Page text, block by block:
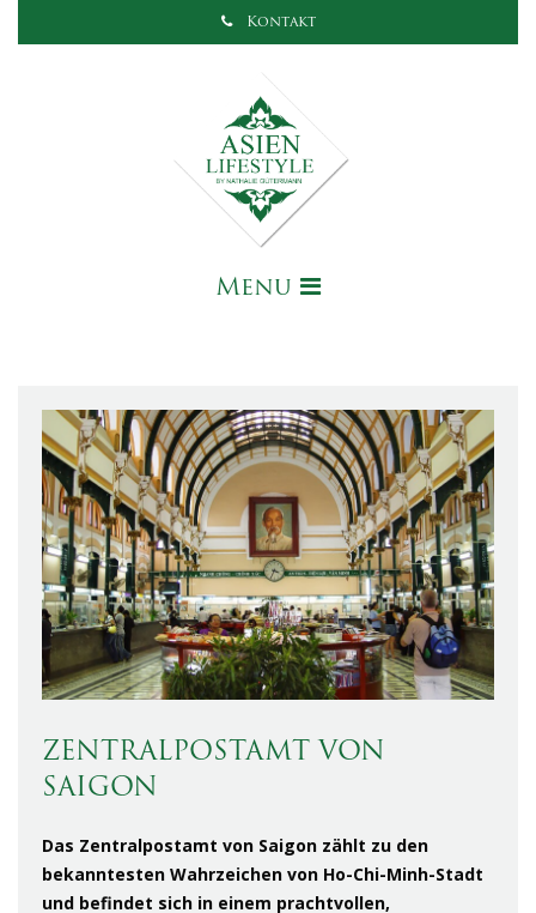
Kontakt
Menu
ZENTRALPOSTAMT VON
SAIGON
Das Zentralpostamt von Saigon zählt zu den
bekanntesten Wahrzeichen von Ho-Chi-Minh-Stadt
und befindet sich in einem prachtvollen,